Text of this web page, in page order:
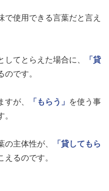
で使用できる言葉だと言え
てとらえた場合に、
「貸
のです。
が、 「もらう」
を使う事
の主体性が、
「貸してもら
えるのです。